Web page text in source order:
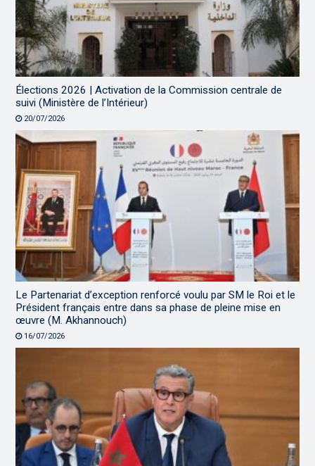
Élections 2026 | Activation de la Commission centrale de
suivi (Ministère de l’Intérieur)
20/07/2026
Le Partenariat d’exception renforcé voulu par SM le Roi et le
Président français entre dans sa phase de pleine mise en
œuvre (M. Akhannouch)
16/07/2026